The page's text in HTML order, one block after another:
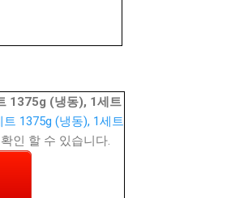
1375g (냉동), 1세트
인 할 수 있습니다.